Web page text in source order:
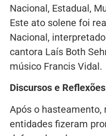
Nacional, Estadual,
Este ato solene foi
Nacional,
cantora Laís Both
músico Francis Vidal.
Discursos e Reflexões
Após o hasteamento,
entidades fizeram